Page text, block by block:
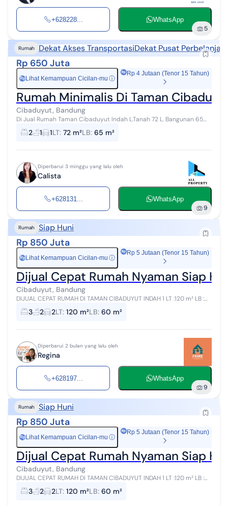
+628228... WhatsApp
5
Rumah Dekat Akses TransportasiDekat Pusat
Rp 650 Juta
Rp Lihat Kemampuan Cicilan-mu ⓘ
Rp 4 Jutaan (Tenor 15 Tahun)
Rumah Minimalis Di Taman
Cibaduyut, Bandung
Di Jual Rumah Taman Cibaduyut Indah L.Tanah 72 L. Bangunan 65
M2 K. Tidur 2 K. Mandi 1 Listrik 1300 W Air Summersible Harga 650 Jt
Lokasi Strate...
2 1 1LT: 72 m²LB: 65 m²
Diperbarui 3 minggu yang lalu oleh
Calista
+628131... WhatsApp
9
Rumah Siap Huni
Rp 850 Juta
Rp Lihat Kemampuan Cicilan-mu ⓘ
Rp 5 Jutaan (Tenor 15 Tahun)
Dijual Cepat Rumah Nyaman Siap
Cibaduyut, Bandung
DIJUAL CEPAT RUMAH DI TAMAN CIBADUYUT INDAH 1 LT :120 m² LB :
60 m² Lebar muka ± 10 m 3 KT 2 KM Listrik 2200 W Air jetpump +
Filter Carport 2 m...
3 2 2LT: 120 m²LB: 60 m²
Diperbarui 2 bulan yang lalu oleh
Regina
+628197... WhatsApp
9
Rumah Siap Huni
Rp 850 Juta
Rp Lihat Kemampuan Cicilan-mu ⓘ
Rp 5 Jutaan (Tenor 15 Tahun)
Dijual Cepat Rumah Nyaman Siap
Cibaduyut, Bandung
DIJUAL CEPAT RUMAH DI TAMAN CIBADUYUT INDAH 1 LT :120 m² LB :
60 m² Lebar muka ± 10 m 3 KT 2 KM Listrik 2200 W Air jetpump +
Filter Carport 2 m...
3 2 2LT: 120 m²LB: 60 m²